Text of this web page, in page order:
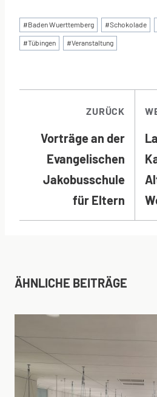
Schlagworte:
#Baden Wuerttemberg #Schokolade
#Tübingen #Veranstaltung
ZURÜCK
Vorträge an der
Evangelischen
Jakobusschule
für Eltern
ÄHNLICHE BEITRÄGE